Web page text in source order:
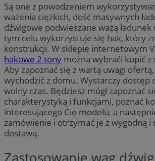
Są one z powodzeniem
ważenia ciężkich, dość masywnych
dźwigowe podwieszane ważą
tym celu wykorzystuje się hak, który
konstrukcji. W sklepie internetowym
hakowe 2 tony można wybraći kupić z
Aby zapoznać się z wartą uwagi
wychodzić z domu. Wystarczy dostęp
wolny czas. Będziesz mógł zapoznać
charakterystyką i funkcjami, poznać
interesującego Cię modelu, a
zamówienie i otrzymać je z wygodną i
dostawą.
Zastosowanie wag